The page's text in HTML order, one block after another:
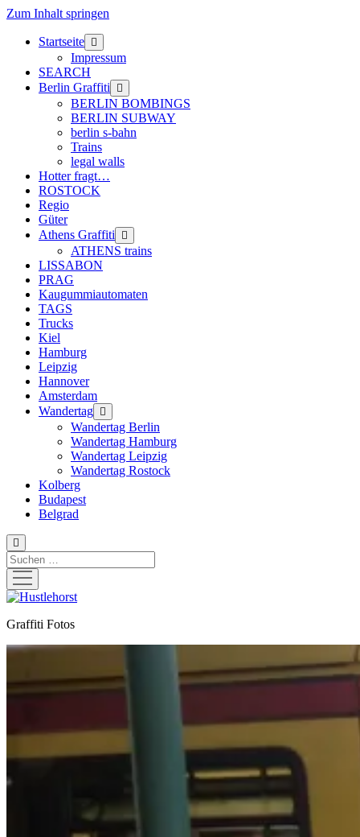
Zum Inhalt springen
Startseite Menü
öffnen
Impressum
SEARCH
Berlin Graffiti
Menü
öffnen
BERLIN BOMBINGS
BERLIN SUBWAY
berlin s-bahn
Trains
legal walls
Hotter fragt…
ROSTOCK
Regio
Güter
Athens Graffiti
Menü
öffnen
ATHENS trains
LISSABON
PRAG
Kaugummiautomaten
TAGS
Trucks
Kiel
Hamburg
Leipzig
Hannover
Amsterdam
Wandertag Menü
öffnen
Wandertag Berlin
Wandertag Hamburg
Wandertag Leipzig
Wandertag Rostock
Kolberg
Budapest
Belgrad
Suchen
Menü
öffnen
Hustlehorst
Graffiti Fotos